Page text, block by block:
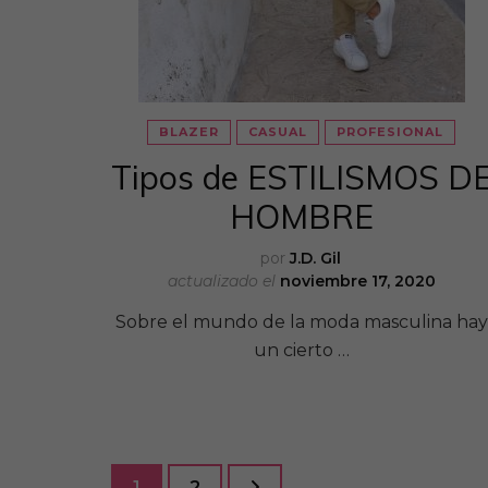
BLAZER CASUAL PROFESIONAL
Tipos de ESTILISMOS
HOMBRE
porJ.D. Gil
actualizado el noviembre 17, 2020
Sobre el mundo de la moda masculina hay
un cierto …
Paginación